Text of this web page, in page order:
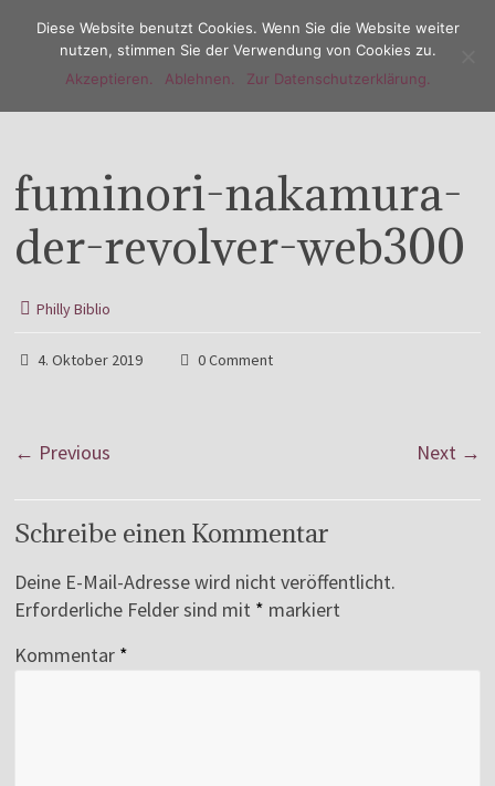
Menu
fuminori-nakamura-
der-revolver-web300
Philly Biblio
4. Oktober 2019 0 Comment
← Previous Next →
Schreibe einen Kommentar
Deine E-Mail-Adresse wird nicht veröffentlicht.
Erforderliche Felder sind mit * markiert
Kommentar *
Diese Website benutzt Cookies. Wenn Sie die Website weiter
nutzen, stimmen Sie der Verwendung von Cookies zu.
Akzeptieren.
Ablehnen. Zur Datenschutzerklärung.